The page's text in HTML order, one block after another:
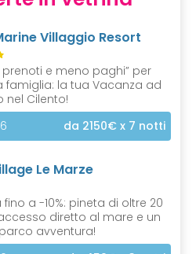
Villaggio Resort
prenoti e meno paghi” per
famiglia: la tua Vacanza ad
nel Cilento!
da 2150€ x 7 notti
Le Marze
fino a -10%: pineta di oltre 20
diretto al mare e un
avventura!